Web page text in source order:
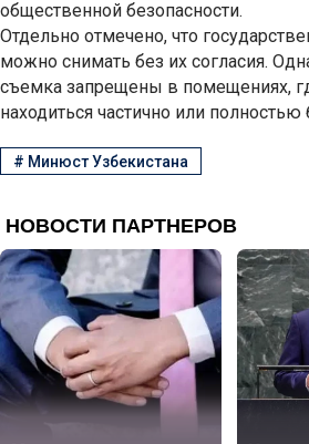
общественной безопасности.
Отдельно отмечено, что
можно снимать без их согласия.
съемка запрещены в помещениях,
находиться частично или
# Минюст Узбекистана